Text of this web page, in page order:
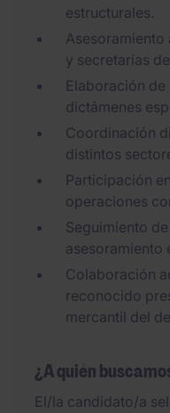
estructurales.
y secretarías
Elaboración
dictámenes
Coordinación
distintos
Participación
operaciones
Seguimiento
asesoramiento
Colaboración
reconocido
mercantil del
¿A quién
El/la candidato/a